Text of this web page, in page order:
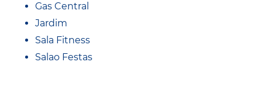
Gas Central
Jardim
Sala Fitness
Salao Festas